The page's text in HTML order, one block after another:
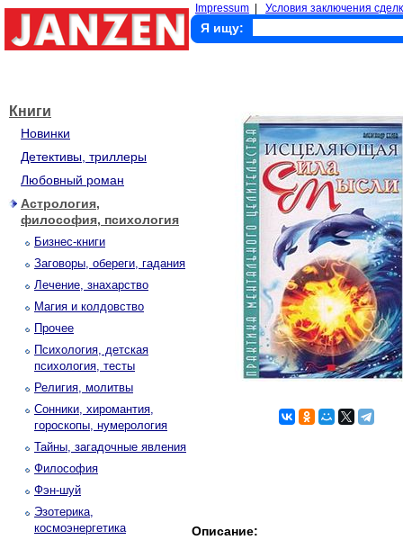
Impressum Условия заключения
Я ищу:
Книги
Новинки
Детективы, триллеры
Любовный роман
Астрология,
философия, психология
Бизнес-книги
Заговоры, обереги, гадания
Лечение, знахарство
Магия и колдовство
Прочее
Психология, детская
психология, тесты
Религия, молитвы
Сонники, хиромантия,
гороскопы, нумерология
Тайны, загадочные явления
Философия
Фэн-шуй
Эзотерика,
космоэнергетика
Описание: